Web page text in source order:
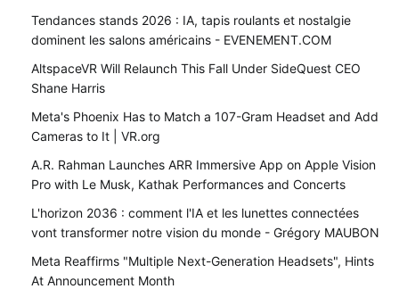
Tendances stands 2026 : IA, tapis roulants et nostalgie
dominent les salons américains - EVENEMENT.COM
AltspaceVR Will Relaunch This Fall Under SideQuest CEO
Shane Harris
Meta's Phoenix Has to Match a 107-Gram Headset and Add
Cameras to It | VR.org
A.R. Rahman Launches ARR Immersive App on Apple Vision
Pro with Le Musk, Kathak Performances and Concerts
L'horizon 2036 : comment l'IA et les lunettes connectées
vont transformer notre vision du monde - Grégory MAUBON
Meta Reaffirms "Multiple Next-Generation Headsets", Hints
At Announcement Month